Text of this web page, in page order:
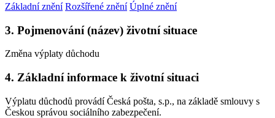
Základní znění Rozšířené znění Úplné znění
3. Pojmenování (název) životní situace
Změna výplaty důchodu
4. Základní informace k životní situaci
Výplatu důchodů provádí Česká pošta, s.p., na základě smlouvy s
Českou správou sociálního zabezpečení.